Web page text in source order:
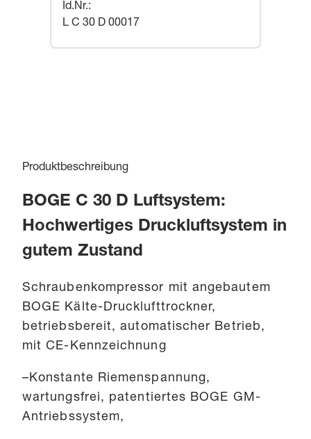
Id.Nr.:
L C 30 D 00017
Produktbeschreibung
BOGE C 30 D Luftsystem:
Hochwertiges Druckluftsystem in
gutem Zustand
Schraubenkompressor mit angebautem
BOGE Kälte-Drucklufttrockner,
betriebsbereit, automatischer Betrieb,
mit CE-Kennzeichnung
–Konstante Riemenspannung,
wartungsfrei, patentiertes BOGE GM-
Antriebssystem,